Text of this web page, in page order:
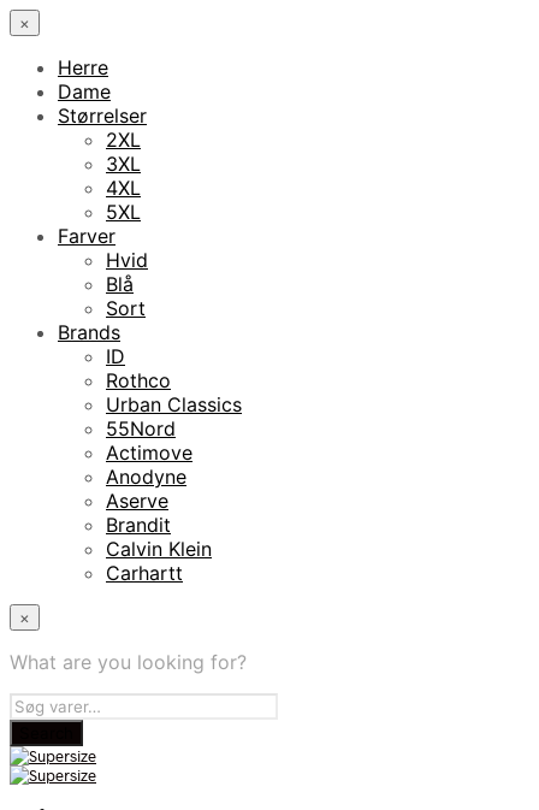
×
Herre
Dame
Størrelser
2XL
3XL
4XL
5XL
Farver
Hvid
Blå
Sort
Brands
ID
Rothco
Urban Classics
55Nord
Actimove
Anodyne
Aserve
Brandit
Calvin Klein
Carhartt
×
What are you looking for?